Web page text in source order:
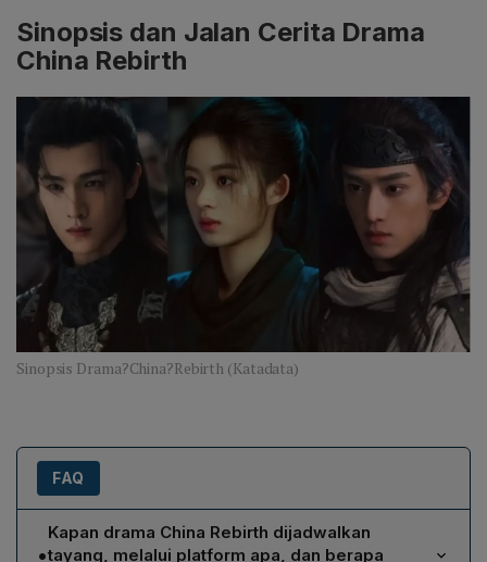
Sinopsis dan Jalan Cerita Drama
China Rebirth
Sinopsis Drama?China?Rebirth (Katadata)
FAQ
•
Kapan drama China Rebirth dijadwalkan
tayang, melalui platform apa, dan berapa